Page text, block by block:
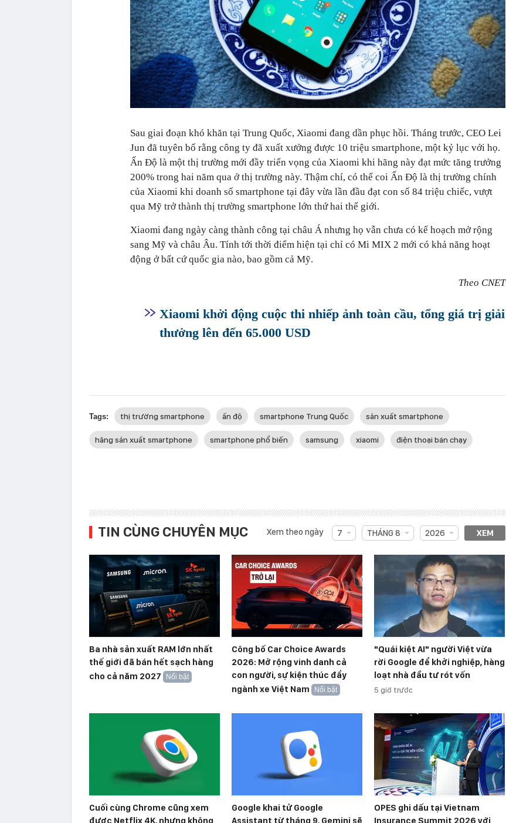
Sau giai đoạn khó khăn tại Trung Quốc, Xiaomi đang dần phục hồi. Tháng trước, CEO Lei
Jun đã tuyên bố rằng công ty đã xuất xưởng được 10 triệu smartphone, một kỷ lục với họ.
Ấn Độ là một thị trường mới đầy triển vọng của Xiaomi khi hãng này đạt mức tăng trưởng
200% trong hai năm qua ở thị trường này. Thậm chí, có thể coi Ấn Độ là thị trường chính
của Xiaomi khi doanh số smartphone tại đây vừa lần đầu đạt con số 84 triệu chiếc, vượt
qua Mỹ trở thành thị trường smartphone lớn thứ hai thế giới.
Xiaomi đang ngày càng thành công tại châu Á nhưng họ vẫn chưa có kế hoạch mở rộng
sang Mỹ và châu Âu. Tính tới thời điểm hiện tại chỉ có Mi MIX 2 mới có khả năng hoạt
động ở bất cứ quốc gia nào, bao gồm cả Mỹ.
Theo CNET
Xiaomi khởi động cuộc thi nhiếp ảnh toàn cầu, tổng giá trị giải
thưởng lên đến 65.000 USD
Tags: thị trường smartphone ấn độ smartphone Trung Quốc sản xuất smartphone
hãng sản xuất smartphone smartphone phổ biến samsung xiaomi điện thoại bán chạy
TIN CÙNG CHUYÊN MỤC Xem theo ngày 7 THÁNG 8 2026 XEM
Ba nhà sản xuất RAM lớn nhất
thế giới đã bán hết sạch hàng
cho cả năm 2027
Nổi bật
Công bố Car Choice Awards
2026: Mở rộng vinh danh cả
con người, sự kiện thúc đẩy
ngành xe Việt Nam
Nổi bật
"Quái kiệt AI" người Việt vừa
rời Google để khởi nghiệp, hàng
loạt nhà đầu tư rót vốn
5 giờ trước
Cuối cùng Chrome cũng xem
được Netflix 4K, nhưng không
Google khai tử Google
Assistant từ tháng 9, Gemini sẽ
OPES ghi dấu tại Vietnam
Insurance Summit 2026 với